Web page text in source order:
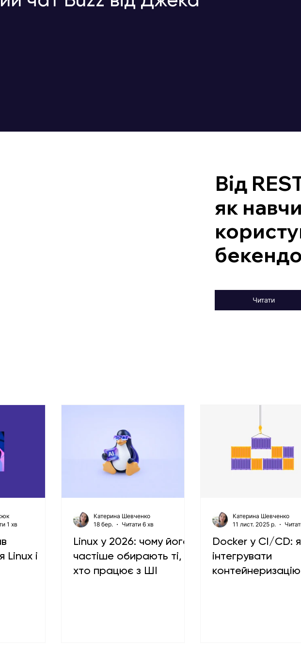
Від
як
Читати
Linux і
1 хв
Linux у 2026: чому його
частіше обирають ті,
хто працює з ШІ
Катерина Шевченко
18 бер.
Читати 6 хв
Docker у CI/CD:
інтегрувати
Катерина Шевченко
11 лист. 2025 р.